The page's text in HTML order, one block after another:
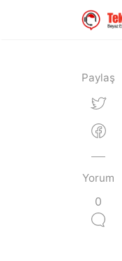
Paylaş
Yorum
0